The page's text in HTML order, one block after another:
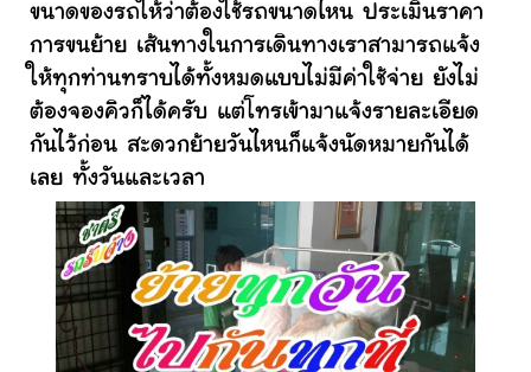
ขนาดของรถให้ว่าต้องใช้รถขนาดไหน ประเมินราคา
การขนย้าย เส้นทางในการเดินทางเราสามารถแจ้ง
ให้ทุกท่านทราบได้ทั้งหมดแบบไม่มีค่าใช้จ่าย ยังไม่
ต้องจองคิวก็ได้ครับ แต่โทรเข้ามาแจ้งรายละเอียด
กันไว้ก่อน สะดวกย้ายวันไหนก็แจ้งนัดหมายกันได้
เลย ทั้งวันและเวลา